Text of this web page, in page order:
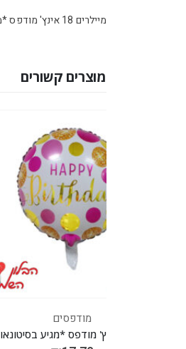
מיילרים 18 אינץ' מודפס *מגיע בסיטונאות חבילה של 5 יח' *
מוצרים קשורים
מודפסים